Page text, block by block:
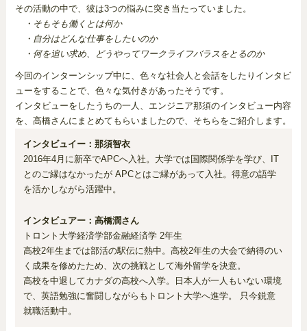
その活動の中で、彼は3つの悩みに突き当たっていました。
・そもそも働くとは何か
・自分はどんな仕事をしたいのか
・何を追い求め、どうやってワークライフバラスをとるのか
今回のインターンシップ中に、色々な社会人と会話をしたりインタビ
ューをすることで、色々な気付きがあったそうです。
インタビューをしたうちの一人、エンジニア那須のインタビュー内容
を、高橋さんにまとめてもらいましたので、そちらをご紹介します。
インタビュイー：那須智衣
2016年4月に新卒でAPCへ入社。大学では国際関係学を学び、IT
とのご縁はなかったが APCとはご縁があって入社。得意の語学
を活かしながら活躍中。
インタビュアー：高橋潤さん
トロント大学経済学部金融経済学 2年生
高校2年生までは部活の駅伝に熱中。高校2年生の大会で納得のい
く成果を修めたため、次の挑戦として海外留学を決意。
高校を中退してカナダの高校へ入学。日本人が一人もいない環境
で、英語勉強に奮闘しながらもトロント大学へ進学。 只今鋭意
就職活動中。